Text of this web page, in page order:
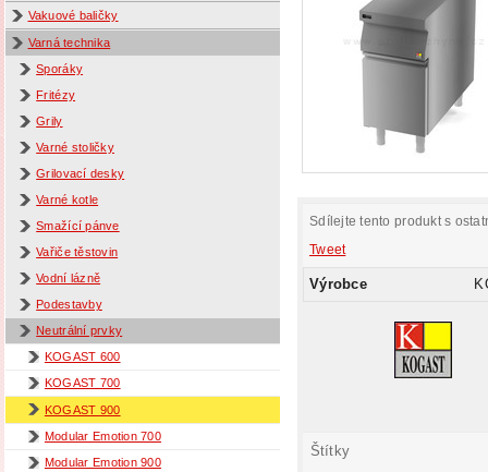
Vakuové baličky
Varná technika
Sporáky
Fritézy
Grily
Varné stoličky
Grilovací desky
Varné kotle
Smažící pánve
Vařiče těstovin
Vodní lázně
Podestavby
Neutrální prvky
KOGAST 600
KOGAST 700
KOGAST 900
Modular Emotion 700
Modular Emotion 900
Sdílejte tento produkt s
Tweet
Výrobce
Štítky